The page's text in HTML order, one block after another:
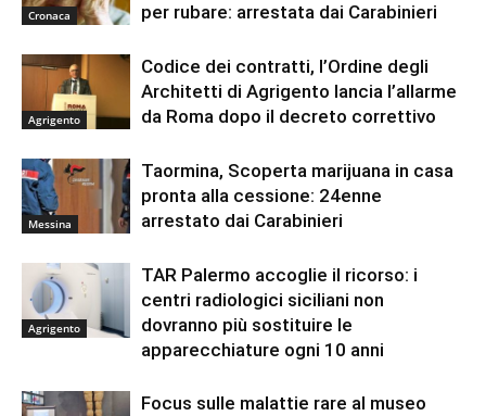
Cronaca
per rubare: arrestata dai Carabinieri
Agrigento
Codice dei contratti, l’Ordine degli
Architetti di Agrigento lancia l’allarme
da Roma dopo il decreto correttivo
Messina
Taormina, Scoperta marijuana in casa
pronta alla cessione: 24enne
arrestato dai Carabinieri
Agrigento
TAR Palermo accoglie il ricorso: i
centri radiologici siciliani non
dovranno più sostituire le
apparecchiature ogni 10 anni
Focus sulle malattie rare al museo